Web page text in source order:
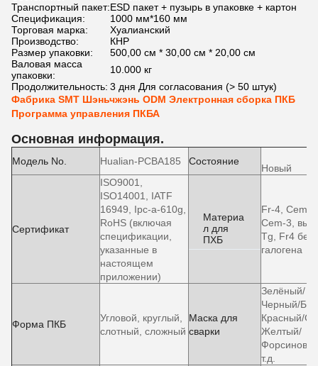
Транспортный пакет:ESD пакет + пузырь в упаковке + картон
Спецификация:
1000 мм*160 мм
Торговая марка:
Хуалианский
Производство:
КНР
Размер упаковки:
500,00 см * 30,00 см * 20,00 см
Валовая масса
упаковки:
10.000 кг
Продолжительность: 3 дня Для согласования (> 50 штук)
Фабрика SMT Шэньчжэнь ODM Электронная сборка ПКБ
Программа управления ПКБА
Основная информация.
Модель No. Hualian-PCBA185 Состояние
Новый
Сертификат
ISO9001,
ISO14001, IATF
16949, Ipc-a-610g,
RoHS (включая
спецификации,
указанные в
настоящем
приложении)
Материа
л для
ПХБ
Fr-4, Cem-
Cem-3,
Tg, Fr4 без
галогена
Форма ПКБ
Угловой, круглый,
слотный, сложный
Маска для
сварки
Зелёный/
Черный/
Красный/
Желтый/
т.д.